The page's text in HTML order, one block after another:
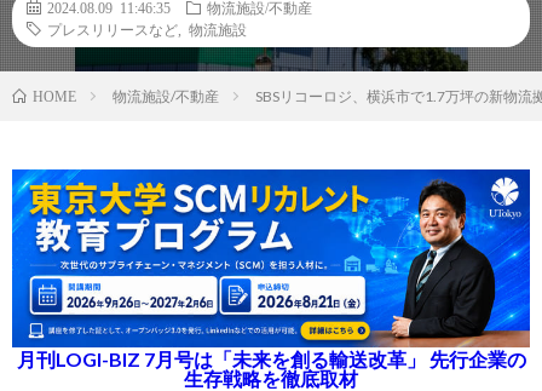
2024.08.09 11:46:35
物流施設/不動産
プレスリリースなど
物流施設
HOME 物流施設/不動産 SBSリコーロジ、横浜市で1.7万坪の新物流
月刊LOGI-BIZ 7月号は「未来を創る輸送改革」 先行企業の
生存戦略を徹底取材